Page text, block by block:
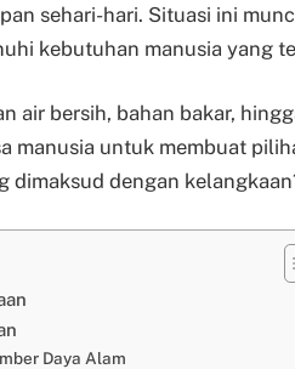
sehari-hari. Situasi ini
kebutuhan manusia yang
air bersih, bahan bakar,
manusia untuk membuat
dimaksud dengan
Daya Alam